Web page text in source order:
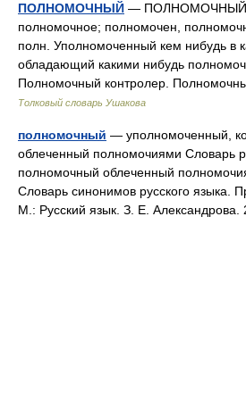
ПОЛНОМОЧНЫЙ — ПОЛНОМОЧНЫЙ,
полномочное; полномочен,
полн. Уполномоченный кем нибудь в
обладающий какими нибудь
Полномочный контролер.
Толковый словарь Ушакова
полномочный — уполномоченный,
облеченный полномочиями Словарь
полномочный облеченный
Словарь синонимов русского языка.
М.: Русский язык. З. Е.